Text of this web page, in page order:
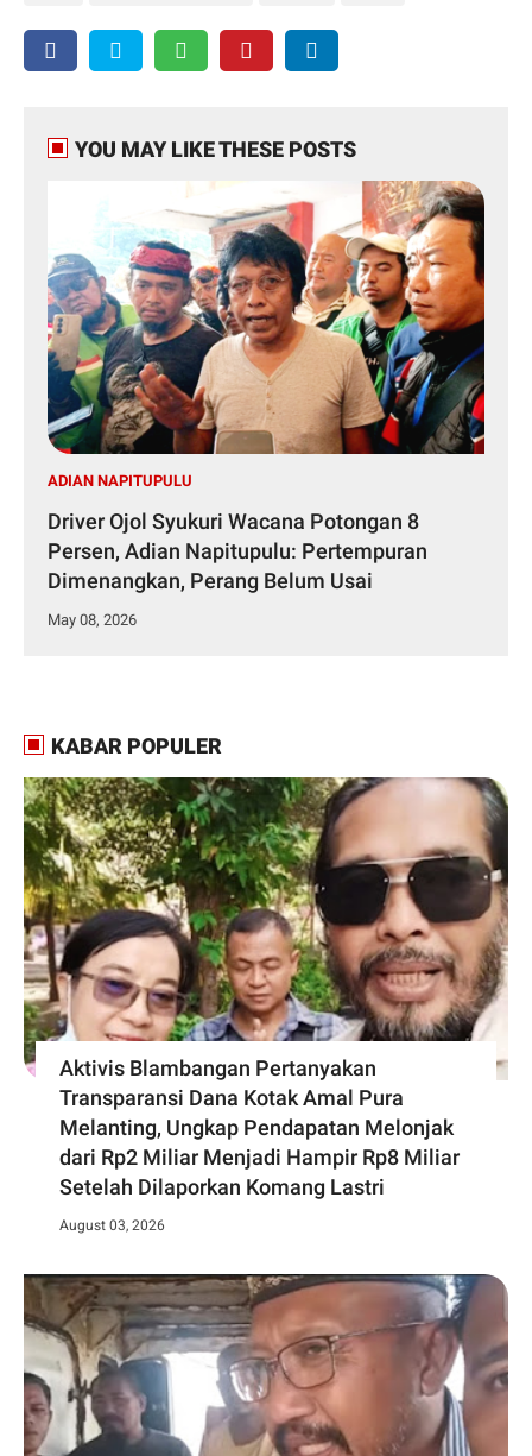
YOU MAY LIKE THESE POSTS
ADIAN NAPITUPULU
Driver Ojol Syukuri Wacana Potongan 8
Persen, Adian Napitupulu: Pertempuran
Dimenangkan, Perang Belum Usai
May 08, 2026
KABAR POPULER
Aktivis Blambangan Pertanyakan
Transparansi Dana Kotak Amal Pura
Melanting, Ungkap Pendapatan Melonjak
dari Rp2 Miliar Menjadi Hampir Rp8 Miliar
Setelah Dilaporkan Komang Lastri
August 03, 2026